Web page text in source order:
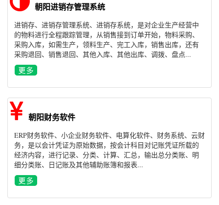
朝阳进销存管理系统
进销存、进销存管理系统、进销存系统，是对企业生产经营中
的物料进行全程跟踪管理，从销售接到订单开始，物料采购、
采购入库，如需生产，领料生产、完工入库，销售出库，还有
采购退回、销售退回、其他入库、其他出库、调拨、盘点...
朝阳财务软件
ERP财务软件、小企业财务软件、电算化软件、财务系统、云财
务，是以会计凭证为原始数据，按会计科目对记账凭证所载的
经济内容，进行记录、分类、计算、汇总，输出总分类账、明
细分类账、日记账及其他辅助账簿和报表...